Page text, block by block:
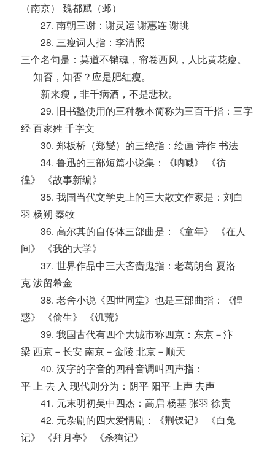
（南京） 魏都赋（邺）
27. 南朝三谢：谢灵运 谢惠连 谢眺
28. 三瘦词人指：李清照
三个名句是：莫道不销魂，帘卷西风，人比黄花瘦。
知否，知否？应是肥红瘦。
新来瘦，非千病酒，不是悲秋。
29. 旧书塾使用的三种教本简称为三百千指：三字
经 百家姓 千字文
30. 郑板桥（郑燮）的三绝指：绘画 诗作 书法
34. 鲁迅的三部短篇小说集：《呐喊》 《彷
徨》 《故事新编》
35. 我国当代文学史上的三大散文作家是：刘白
羽 杨朔 秦牧
36. 高尔其的自传体三部曲是：《童年》 《在人
间》 《我的大学》
37. 世界作品中三大吝啬鬼指：老葛朗台 夏洛
克 泼留希金
38. 老舍小说《四世同堂》也是三部曲指：《惶
惑》 《偷生》 《饥荒》
39. 我国古代有四个大城市称四京：东京－汴
梁 西京－长安 南京－金陵 北京－顺天
40. 汉字的字音的四种音调叫四声指：
平 上 去 入 现代则分为：阴平 阳平 上声 去声
41. 元末明初吴中四杰：高启 杨基 张羽 徐贲
42. 元杂剧的四大爱情剧：《荆钗记》 《白兔
记》 《拜月亭》 《杀狗记》